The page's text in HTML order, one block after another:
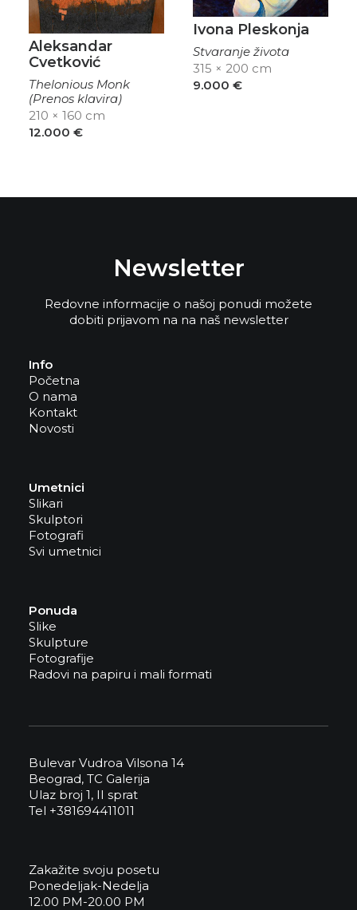
Aleksandar
Cvetković
Thelonious Monk
(Prenos klavira)
210 × 160 cm
12.000 €
Ivona Pleskonja
Stvaranje života
315 × 200 cm
9.000 €
Newsletter
Redovne informacije o našoj ponudi možete
dobiti prijavom na na naš newsletter
Info
Početna
O nama
Kontakt
Novosti
Umetnici
Slikari
Skulptori
Fotografi
Svi umetnici
Ponuda
Slike
Skulpture
Fotografije
Radovi na papiru i mali formati
Bulevar Vudroa Vilsona 14
Beograd, TC Galerija
Ulaz broj 1, II sprat
Tel +381694411011
Zakažite svoju posetu
Ponedeljak-Nedelja
12.00 PM-20.00 PM